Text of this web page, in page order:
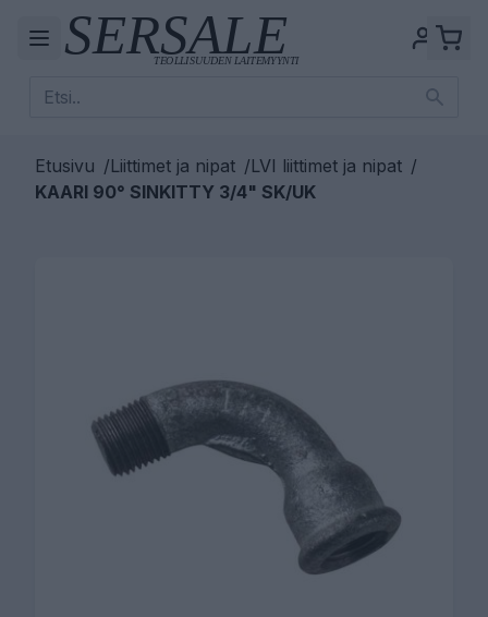
Etusivu /Liittimet ja nipat /LVI liittimet ja nipat /
KAARI 90° SINKITTY 3/4" SK/UK